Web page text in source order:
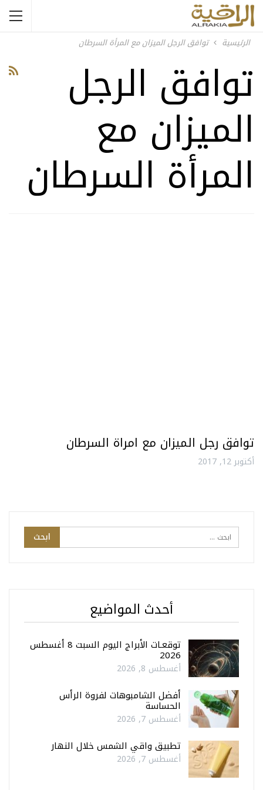
الرئيسية توافق الرجل الميزان مع المرأة السرطان
توافق الرجل
الميزان مع
المرأة السرطان
توافق رجل الميزان مع امراة السرطان
أكتوبر 12, 2017
أحدث المواضيع
توقعـات الأبراج اليوم السبت 8 أغسطس
2026
أغسطس 8, 2026
أفضل الشامبوهات لفروة الرأس
الحساسة
أغسطس 7, 2026
تطبيق واقي الشمس خلال النهار
أغسطس 7, 2026